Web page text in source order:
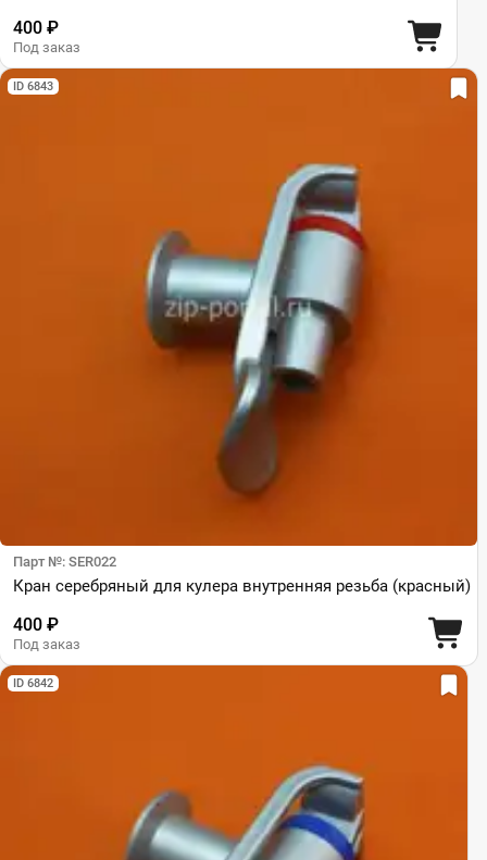
400 ₽
Под заказ
ID 6843
Парт №: SER022
Кран серебряный для кулера внутренняя резьба (красный)
400 ₽
Под заказ
ID 6842